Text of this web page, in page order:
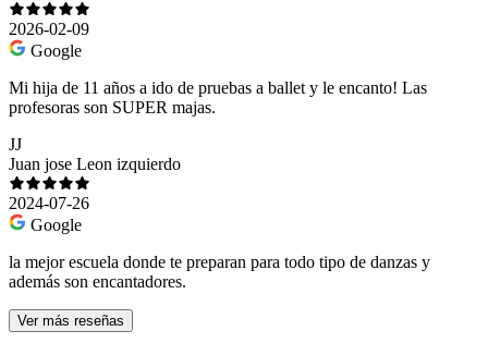
2026-02-09
Google
Mi hija de 11 años a ido de pruebas a ballet y le encanto! Las
profesoras son SUPER majas.
JJ
Juan jose Leon izquierdo
2024-07-26
Google
la mejor escuela donde te preparan para todo tipo de danzas y
además son encantadores.
Ver más reseñas